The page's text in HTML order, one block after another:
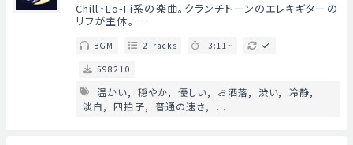
Chill・Lo-Fi系の楽曲。クランチトーンのエレキギターの
リフが主体。 …
BGM 2Tracks
3:11~
598210
温かい 穏やか 優しい お洒落 渋い
冷静
淡白
四拍子 普通の速さ ...